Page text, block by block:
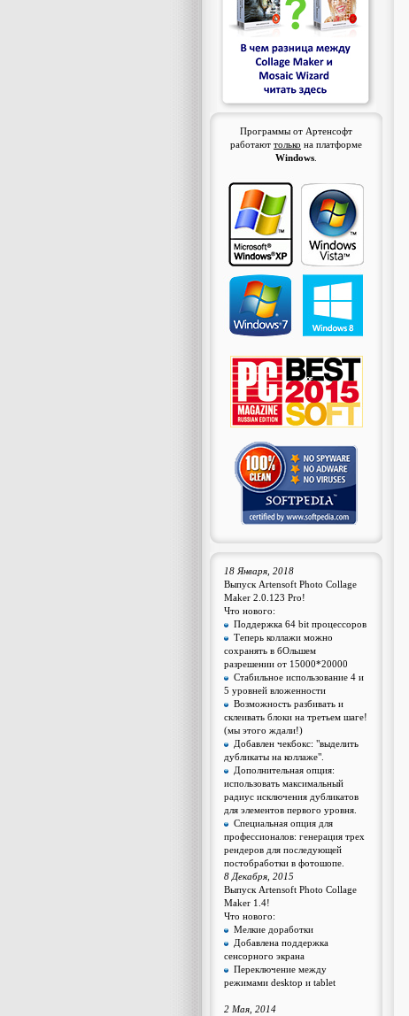
Программы от Артенсофт
работают только на платформе
Windows
18 Января, 2018
Выпуск Artensoft Photo Collage
Maker 2.0.123 Pro!
Что нового:
Поддержка 64 bit процессоров
Теперь коллажи можно
сохранять в бОльшем
разрешении от 15000*20000
Стабильное использование 4 и
5 уровней вложенности
Возможность разбивать и
склеивать блоки на третьем шаге!
(мы этого ждали!)
Добавлен чекбокс: "выделить
дубликаты на коллаже".
Дополнительная опция:
использовать максимальный
радиус исключения дубликатов
для элементов первого уровня.
Специальная опция для
профессионалов: генерация трех
рендеров для последующей
постобработки в фотошопе.
8 Декабря, 2015
Выпуск Artensoft Photo Collage
Maker 1.4!
Что нового:
Мелкие доработки
Добавлена поддержка
сенсорного экрана
Переключение между
режимами desktop и tablet
2 Мая, 2014